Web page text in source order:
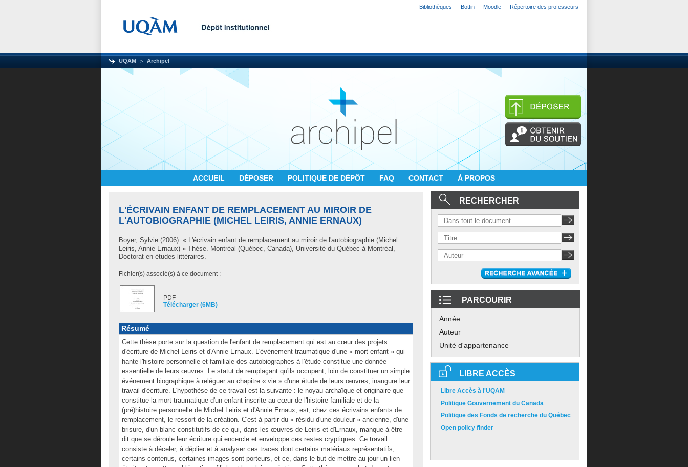
Bibliothèques Bottin Moodle Répertoire des professeurs
UQAM Archipel
ACCUEIL DÉPOSER POLITIQUE DE DÉPÔT FAQ CONTACT À PROPOS
L'ÉCRIVAIN ENFANT DE REMPLACEMENT AU MIROIR DE
L'AUTOBIOGRAPHIE (MICHEL LEIRIS, ANNIE ERNAUX)
Boyer, Sylvie (2006). « L'écrivain enfant de remplacement au miroir de l'autobiographie (Michel
Leiris, Annie Ernaux) » Thèse. Montréal (Québec, Canada), Université du Québec à Montréal,
Doctorat en études littéraires.
Fichier(s) associé(s) à ce document :
PDF
Télécharger (6MB)
Résumé
Cette thèse porte sur la question de l'enfant de remplacement qui est au cœur des projets
d'écriture de Michel Leiris et d'Annie Ernaux. L'événement traumatique d'une « mort enfant » qui
hante l'histoire personnelle et familiale des autobiographes à l'étude constitue une donnée
essentielle de leurs œuvres. Le statut de remplaçant qu'ils occupent, loin de constituer un simple
événement biographique à reléguer au chapitre « vie » d'une étude de leurs œuvres, inaugure leur
travail d'écriture. L'hypothèse de ce travail est la suivante : le noyau archaïque et originaire que
constitue la mort traumatique d'un enfant inscrite au cœur de l'histoire familiale et de la
(pré)histoire personnelle de Michel Leiris et d'Annie Ernaux, est, chez ces écrivains enfants de
remplacement, le ressort de la création. C'est à partir du « résidu d'une douleur » ancienne, d'une
brisure, d'un blanc constitutifs de ce qui, dans les œuvres de Leiris et d'Ernaux, manque à être
dit que se déroule leur écriture qui encercle et enveloppe ces restes cryptiques. Ce travail
consiste à déceler, à déplier et à analyser ces traces dont certains matériaux représentatifs,
certains contenus, certaines images sont porteurs, et ce, dans le but de mettre au jour un lien
RECHERCHER
PARCOURIR
Année
Auteur
Unité d'appartenance
LIBRE ACCÈS
Libre Accès à l'UQAM
Politique Gouvernement du Canada
Politique des Fonds de recherche du Québec
Open policy finder